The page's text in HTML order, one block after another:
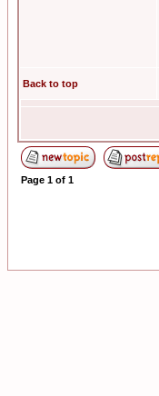
Back to top
Page 1 of 1